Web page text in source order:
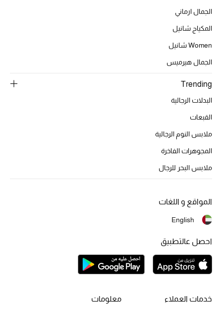
الحب للمحلي
الملابس الرياضية النسائية
تشكيلة الأعراس
حقائب وأحذية متطابقة
هدايا للنساء
جميع الملابس النسائية
جميع الحقائب النسائية
جميع الإكسسورات النسائية
موضة نسائية
تسوقوا للنساء
الجمال ارماني
المكياج شانيل
Women شانيل
الجمال هيرميس
Trending
البدلات الرجالية
القبعات
ملابس النوم الرجالية
المجوهرات الفاخرة
ملابس البحر للرجال
خدمات العملاء معلومات
المواقع و اللغات
English
احصل عالتطبيق